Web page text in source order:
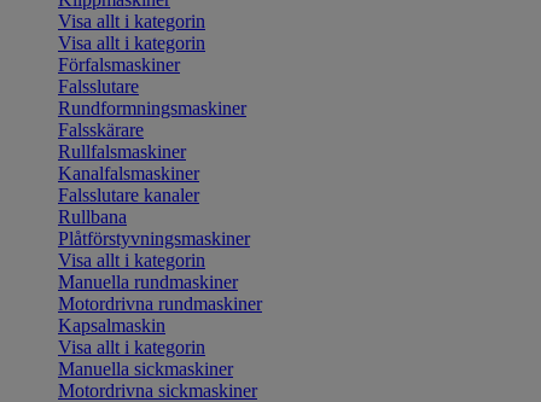
Visa allt i kategorin
Visa allt i kategorin
Förfalsmaskiner
Falsslutare
Rundformningsmaskiner
Falsskärare
Rullfalsmaskiner
Kanalfalsmaskiner
Falsslutare kanaler
Rullbana
Plåtförstyvningsmaskiner
Visa allt i kategorin
Manuella rundmaskiner
Motordrivna rundmaskiner
Kapsalmaskin
Visa allt i kategorin
Manuella sickmaskiner
Motordrivna sickmaskiner